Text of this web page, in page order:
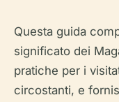
Questa guida
significato dei
pratiche per i
circostanti, e